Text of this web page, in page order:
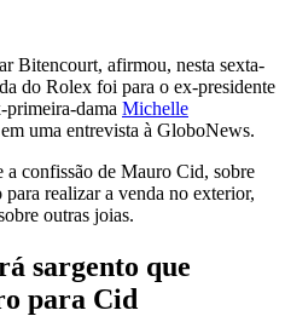
Bitencourt, afirmou, nesta sexta-
do Rolex foi para o ex-presidente
primeira-dama Michelle
uma entrevista à GloboNews.
a confissão de Mauro Cid, sobre
realizar a venda no exterior,
outras joias.
sargento que
para Cid